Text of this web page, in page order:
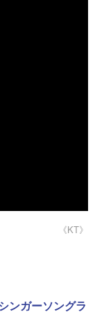
《KT》
ンガーソングラ